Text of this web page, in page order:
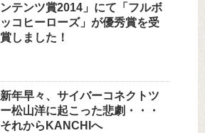
ンテンツ賞2014」にて「フルボ
ッコヒーローズ」が優秀賞を受
賞しました！
新年早々、サイバーコネクトツ
ー松山洋に起こった悲劇・・・
それからKANCHIへ